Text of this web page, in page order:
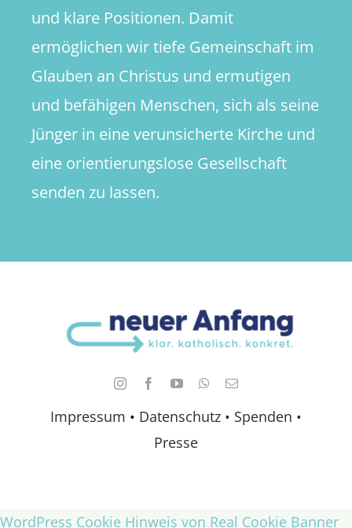
Impressum • Datenschutz • Spenden •
Presse
und klare Positionen. Damit
ermöglichen wir tiefe Gemeinschaft im
Glauben an Christus und ermutigen
und befähigen Menschen, sich als seine
Jünger in eine verunsicherte Kirche und
eine orientierungslose Gesellschaft
senden zu lassen.
WordPress Cookie Hinweis von Real Cookie Banner